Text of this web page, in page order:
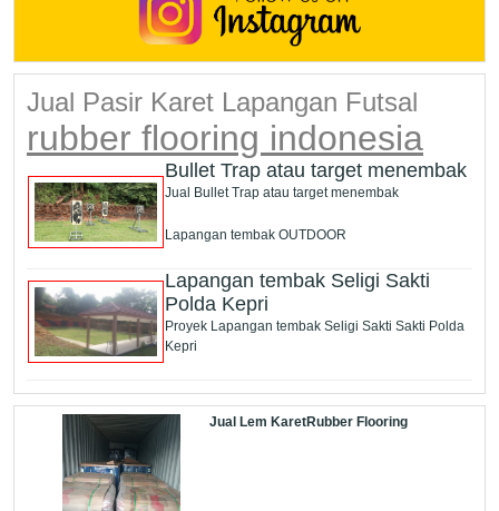
Jual Pasir Karet Lapangan Futsal
rubber flooring indonesia
Bullet Trap atau target menembak
Jual Bullet Trap atau target menembak
Lapangan tembak OUTDOOR
Lapangan tembak Seligi Sakti
Polda Kepri
Proyek Lapangan tembak Seligi Sakti Sakti Polda
Kepri
Jual Lem KaretRubber Flooring